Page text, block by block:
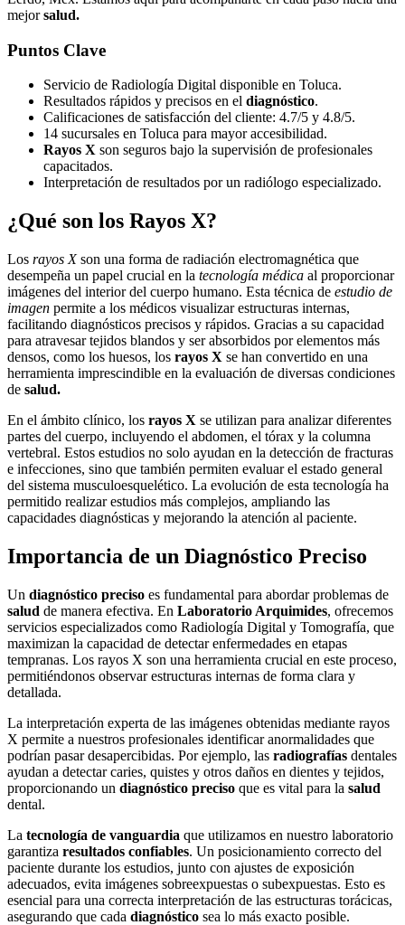
mejorsalud.
Puntos Clave
Servicio de Radiología Digital disponible en Toluca.
Resultados rápidos y precisos en el diagnóstico.
Calificaciones de satisfacción del cliente: 4.7/5 y 4.8/5.
14 sucursales en Toluca para mayor accesibilidad.
Rayos X son seguros bajo la supervisión de profesionales
capacitados.
Interpretación de resultados por un radiólogo especializado.
¿Qué son los Rayos X?
Los rayos Xson una forma de radiación electromagnética que
desempeña un papel crucial en la tecnología médica al proporcionar
imágenes del interior del cuerpo humano. Esta técnica de estudio de
imagen permite a los médicos visualizar estructuras internas,
facilitando diagnósticos precisos y rápidos. Gracias a su capacidad
para atravesar tejidos blandos y ser absorbidos por elementos más
densos, como los huesos, los rayos X se han convertido en una
herramienta imprescindible en la evaluación de diversas condiciones
de salud.
En el ámbito clínico, los rayos X se utilizan para analizar diferentes
partes del cuerpo, incluyendo el abdomen, el tórax y la columna
vertebral. Estos estudios no solo ayudan en la detección de fracturas
e infecciones, sino que también permiten evaluar el estado general
del sistema musculoesquelético. La evolución de esta tecnología ha
permitido realizar estudios más complejos, ampliando las
capacidades diagnósticas y mejorando la atención al paciente.
Importancia de un Diagnóstico Preciso
Un diagnóstico preciso es fundamental para abordar problemas de
salud de manera efectiva. En Laboratorio Arquimides, ofrecemos
servicios especializados como Radiología Digital y Tomografía, que
maximizan la capacidad de detectar enfermedades en etapas
tempranas. Los rayos X son una herramienta crucial en este proceso,
permitiéndonos observar estructuras internas de forma clara y
detallada.
La interpretación experta de las imágenes obtenidas mediante rayos
X permite a nuestros profesionales identificar anormalidades que
podrían pasar desapercibidas. Por ejemplo, las radiografías dentales
ayudan a detectar caries, quistes y otros daños en dientes y tejidos,
proporcionando un diagnóstico preciso que es vital para la salud
dental.
La tecnología de vanguardia que utilizamos en nuestro laboratorio
garantiza resultados confiables. Un posicionamiento correcto del
paciente durante los estudios, junto con ajustes de exposición
adecuados, evita imágenes sobreexpuestas o subexpuestas. Esto es
esencial para una correcta interpretación de las estructuras torácicas,
asegurando que cada diagnóstico sea lo más exacto posible.